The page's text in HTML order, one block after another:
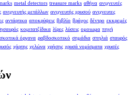
metal detectors treasure marks αθήνα ανιχνευτές
ανιχνευτής μετάλλων ανιχνευτής χρυσού ανιχνευτες
αντάρτικα αποκρύψεις βιβλίο βράχος δέντρο εκκρεμές
κομιτατζίδικα λίρες λύσεις ομοιωμα πηγή
όργανα ραβδοσκοπικό σημάδια σπηλιά σταυρός
χάρτης χελώνα χρήσης χρυσά νομίσματα χρυσές